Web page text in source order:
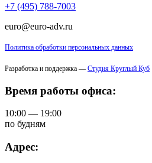
+7 (495) 788-7003
euro@euro-adv.ru
Политика обработки персональных данных
Разработка и поддержка — Студия Круглый Куб
Время работы офиса:
10:00 — 19:00
по будням
Адрес: